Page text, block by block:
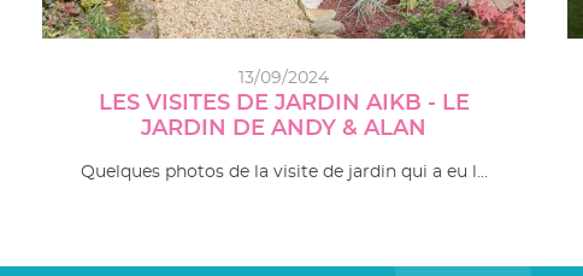
13/09/2024
LES VISITES DE JARDIN AIKB - LE
JARDIN DE ANDY & ALAN
Quelques photos de la visite de jardin qui a eu l…